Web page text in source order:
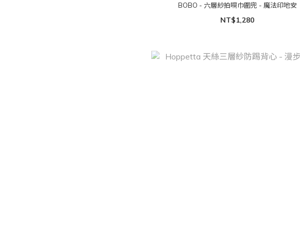
BOBO - 六層紗拍嗝巾圍兜 - 魔法印地安
NT$1,280